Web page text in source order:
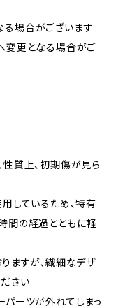
る場合がございます
変更となる場合がご
性質上、初期傷が見ら
しているため、特有
間の経過とともに軽
ますが、繊細なデザ
さい
パーツが外れてしまっ